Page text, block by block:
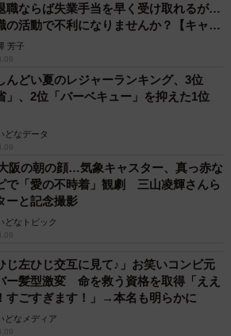
職ならば失業手当を早く受け取れるが…
の活動で不利になりませんか？【キャリ
ンセラーが解説】
芳子
んどい夏のレジャーランキング、3位
」、2位「バーベキュー」を抑えた1位
どなデータ
阪の朝の顔…気象キャスター、真っ赤な
で「愛の不時着」観劇 三山凌輝さんら
ーと記念撮影
どなトピック
じ左ひじ交互に見て♪」お笑いコンビ元
ー髪型激変 命を救う資格を取得「ええ
すごすぎます！」→本名も明らかに
どなメディア